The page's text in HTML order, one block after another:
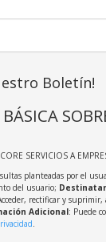
Boletín!
SERVICIOS A
planteadas por el
del usuario;
rectificar y suprimir,
Adicional: Puede
.